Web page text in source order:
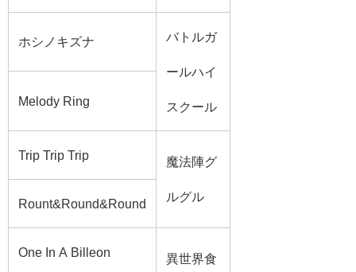
ホシノキズナ バトルガ
ールハイ
スクール
Melody Ring
Trip Trip Trip 魔法陣グ
ルグル
Rount&Round&Round
One In A Billeon 異世界食